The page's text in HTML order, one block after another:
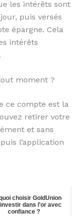
les intérêts sont
puis versés
épargne. Cela
intérêts
moment ?
ce compte est la
retirer votre
et sans
l’application
choisir GoldUnion
dans l'or avec
confiance ?